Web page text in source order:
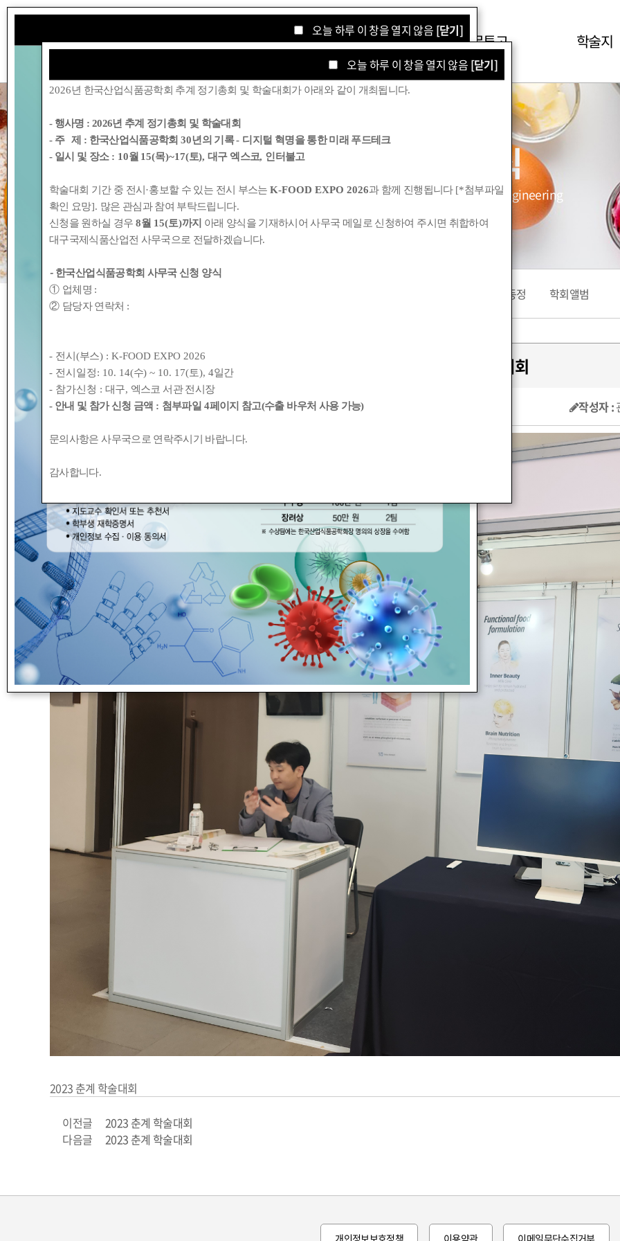
학회소개 학회소식 논문투고 학술지
학회소식
Korean Society for Food Engineering
회원동정 학회앨범
2023 춘계 학술대회
작성자 :
2023 춘계 학술대회
이전글
2023 춘계 학술대회
다음글
2023 춘계 학술대회
개인정보보호정책 이용약관 이메일무단수집거부
오늘 하루 이 창을 열지 않음 [닫기]
오늘 하루 이 창을 열지 않음 [닫기]
2026년 한국산업식품공학회 추계 정기총회 및 학술대회가 아래와 같이 개최됩니다.
- 행사명 : 2026년 추계 정기총회 및 학술대회
- 주 제 : 한국산업식품공학회30년의 기록- 디지털 혁명을 통한 미래 푸드테크
- 일시 및 장소 : 10월 15(목)~17(토),대구 엑스코, 인터불고
학술대회 기간 중 전시 ·홍보할 수 있는 전시 부스는K-FOOD EXPO 2026과 함께 진행됩니다 [*첨부파일
확인 요망]. 많은 관심과 참여 부탁드립니다.
신청을 원하실 경우 8월 15(토)까지 아래 양식을 기재하시어 사무국 메일로 신청하여 주시면 취합하여
대구국제식품산업전 사무국으로 전달하겠습니다.
- 한국산업식품공학회 사무국 신청 양식
① 업체명 :
② 담당자 연락처 :
- 전시(부스) : K-FOOD EXPO 2026
- 전시일정: 10. 14(수) ~ 10. 17(토), 4일간
- 참가신청 : 대구, 엑스코 서관 전시장
- 안내 및 참가 신청 금액 : 첨부파일 4페이지 참고(수출 바우처 사용 가능)
문의사항은 사무국으로 연락주시기 바랍니다.
감사합니다.